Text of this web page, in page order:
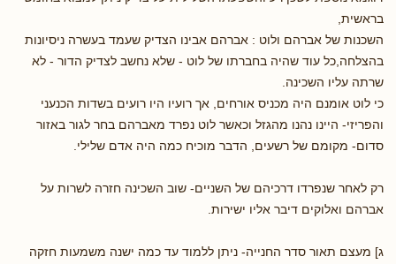
בראשית,
השכנות של אברהם ולוט : אברהם אבינו הצדיק שעמד בעשרה ניסיונות
בהצלחה,כל עוד שהיה בחברתו של לוט - שלא נחשב לצדיק הדור - לא
שרתה עליו השכינה.
כי לוט אומנם היה מכניס אורחים, אך רועיו היו רועים בשדות הכנעני
והפריזי- היינו נהנו מהגזל וכאשר לוט נפרד מאברהם בחר לגור באזור
סדום- מקומם של רשעים, הדבר מוכיח כמה היה אדם שלילי.
רק לאחר שנפרדו דרכיהם של השניים- שוב השכינה חזרה לשרות על
אברהם ואלוקים דיבר אליו ישירות.
ג] מעצם תאור סדר החנייה- ניתן ללמוד עד כמה ישנה משמעות חזקה